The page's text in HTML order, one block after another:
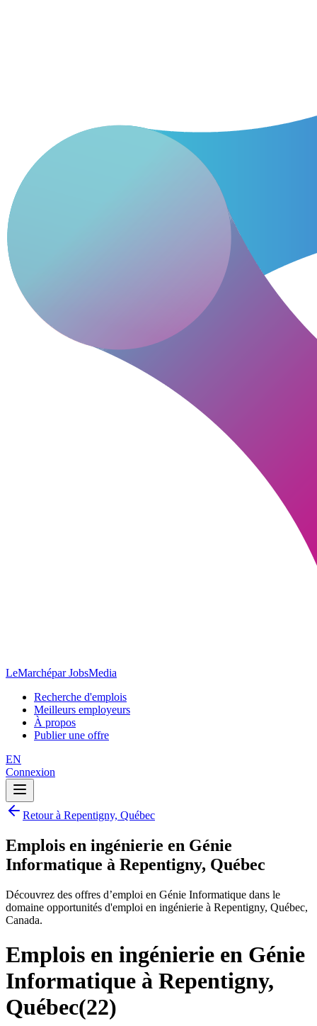
LeMarchépar JobsMedia
Recherche d'emplois
Meilleurs employeurs
À propos
Publier une offre
EN
Connexion
Retour à Repentigny, Québec
Emplois en ingénierie en Génie
Informatique à Repentigny, Québec
Découvrez des offres d’emploi en Génie Informatique dans le
domaine opportunités d'emploi en ingénierie à Repentigny, Québec,
Canada.
Emplois en ingénierie en Génie
Informatique à Repentigny,
Québec(22)